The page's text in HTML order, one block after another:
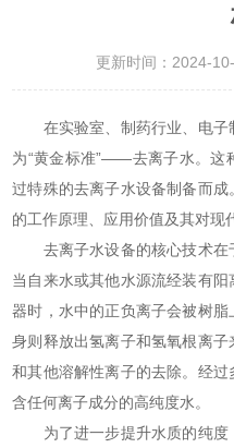
更新时间：2024-
在实验室、制药行业、电子
为“黄金标准”——去离子水。这
过特殊的去离子水设备制备而
的工作原理、应用价值及其对现
去离子水设备的核心技术在
当自来水或其他水源流经装有
器时，水中的正负离子会被树
身则释放出氢离子和氢氧根离
和其他溶解性离子的去除。经
含任何离子成分的高纯度水。
为了进一步提升水质的纯度